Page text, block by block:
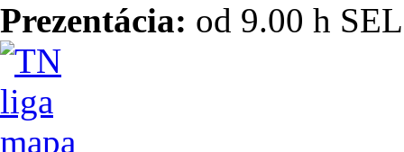
Prezentácia: od 9.00 h